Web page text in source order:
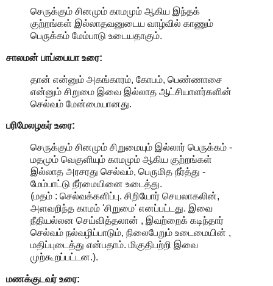
செருக்கும் சினமும் காமமும் ஆகிய இந்தக்
குற்றங்கள் இல்லாதவனுடைய வாழ்வில் காணும்
பெருக்கம் மேம்பாடு உடையதாகும்.
சாலமன் பாப்பையா உரை:
தான் என்னும் அகங்காரம், கோபம், பெண்ணாசை
என்னும் சிறுமை இவை இல்லாத ஆட்சியாளர்களின்
செல்வம் மேன்மையானது.
பரிமேலழகர் உரை:
செருக்கும் சினமும் சிறுமையும் இல்லார் பெருக்கம் -
மதமும் வெகுளியும் காமமும் ஆகிய குற்றங்கள்
இல்லாத அரசரது செல்வம், பெருமித நீர்த்து -
மேம்பாட்டு நீர்மையினை உடைத்து.
(மதம் : செல்வக்களிப்பு. சிறியோர் செயலாகலின்,
அளவறிந்த காமம் 'சிறுமை' எனப்பட்டது. இவை
நீதியல்லன செய்வித்தலான் , இவற்றைக் கடிந்தார்
செல்வம் நல்வழிப்பாடும், நிலைபேறும் உடைமையின் ,
மதிப்புடைத்து என்பதாம். மிகுதிபற்றி இவை
முற்கூறப்பட்டன.).
மணக்குடவர் உரை: